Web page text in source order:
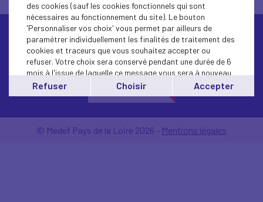
Contactez-nous
© Medef Pays de la Loire 2026 - Mentions légales
des cookies (sauf les cookies fonctionnels qui sont
nécessaires au fonctionnement du site). Le bouton
'Personnaliser vos choix' vous permet par ailleurs de
paramétrer individuellement les finalités de traitement des
cookies et traceurs que vous souhaitez accepter ou
refuser. Votre choix sera conservé pendant une durée de 6
mois à l'issue de laquelle ce message vous sera à nouveau
affiché..
Vous pouvez modifier votre choix à tout moment en
cliquant sur le lien'cookies'en bas de page.
Refuser Choisir Accepter